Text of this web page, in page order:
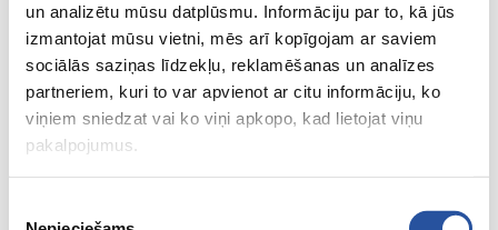
un analizētu mūsu datplūsmu. Informāciju par to, kā jūs
izmantojat mūsu vietni, mēs arī kopīgojam ar saviem
sociālās saziņas līdzekļu, reklamēšanas un analīzes
partneriem, kuri to var apvienot ar citu informāciju, ko
viņiem sniedzat vai ko viņi apkopo, kad lietojat viņu
pakalpojumus.
Интернет-магазин с выгодными ценами и
качественными товарами, где
удовлетворённость клиента является нашей
главной ценностью.
Vse dlja vashego doma i sada!